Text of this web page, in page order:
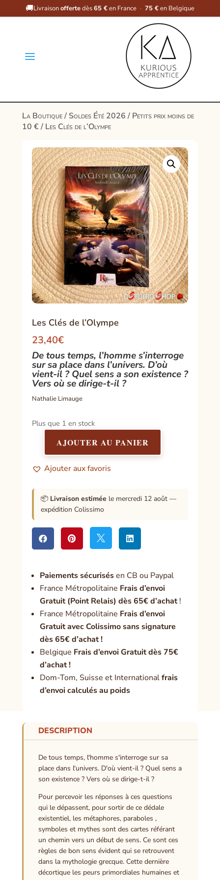
🚚Livraisonoffertedès65 €en France · 75 €en Belgique
a
La Boutique/ Soldes Été 2026/ Petits prix moins de
10 €/ Les Clés de l’Olympe
Les Clés de l’Olympe
23,40€
De tous temps, l’homme s’interroge
sur sa place dans l’univers. D’où
vient-il ? Quel sens a son existence ?
Vers où se dirige-t-il ?
Nathalie Limauge
Plus que 1 en stock
quantité
Les
de
l'Olympe
AJOUTER AU PANIER
Ajouter aux favoris
📦 Livraison estimée le mercredi 12 août —
expédition Colissimo
   
Paiements sécurisésen CB ou Paypal
France Métropolitaine Frais d’envoi
Gratuit (Point Relais) dès 65€ d’achat!
France Métropolitaine Frais d’envoi
Gratuit avec Colissimo sans signature
dès 65€ d’achat !
Belgique Frais d’envoi Gratuit dès 75€
d’achat !
Dom-Tom, Suisse et Internationalfrais
d’envoi calculés au poids
DESCRIPTION
De tous temps, l'homme s'interroge sur sa
place dans l'univers. D'où vient-il ? Quel sens a
son existence ? Vers où se dirige-t-il ?
Pour percevoir les réponses à ces questions
qui le dépassent, pour sortir de ce dédale
existentiel, les métaphores, paraboles ,
symboles et mythes sont des cartes référant
un chemin vers un début de sens. Ce sont ces
règles de bon sens évident qui se retrouvent
dans la mythologie grecque. Cette dernière
décortique les peurs primordiales humaines et